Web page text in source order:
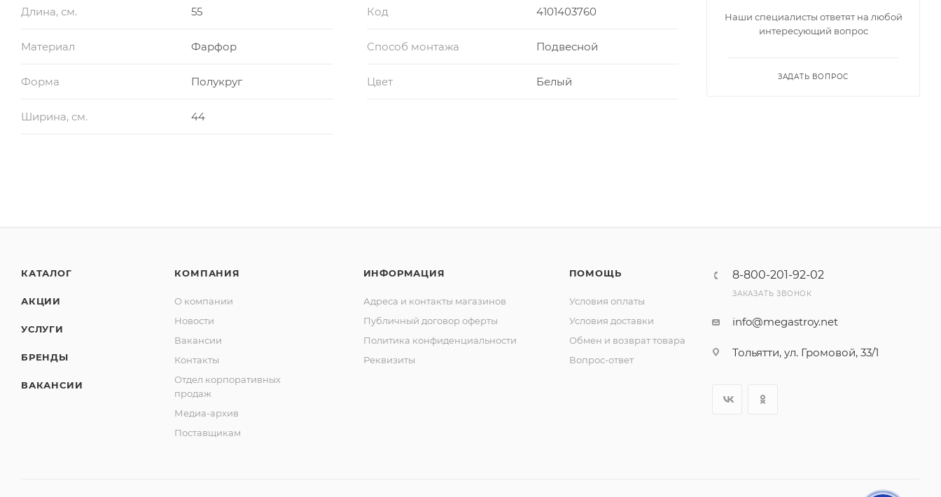
Длина, см. 55 Код 4101403760
Материал Фарфор Способ монтажа Подвесной
Форма Полукруг Цвет Белый
Ширина, см. 44
Наши специалисты ответят на любой
интересующий вопрос
ЗАДАТЬ ВОПРОС
КАТАЛОГ
АКЦИИ
УСЛУГИ
БРЕНДЫ
ВАКАНСИИ
КОМПАНИЯ
О компании
Новости
Вакансии
Контакты
Отдел корпоративных
продаж
Медиа-архив
Поставщикам
ИНФОРМАЦИЯ
Адреса и контакты магазинов
Публичный договор оферты
Политика конфиденциальности
Реквизиты
ПОМОЩЬ
Условия оплаты
Условия доставки
Обмен и возврат товара
Вопрос-ответ
8-800-201-92-02
ЗАКАЗАТЬ ЗВОНОК
info@megastroy.net
Тольятти, ул. Громовой, 33/1